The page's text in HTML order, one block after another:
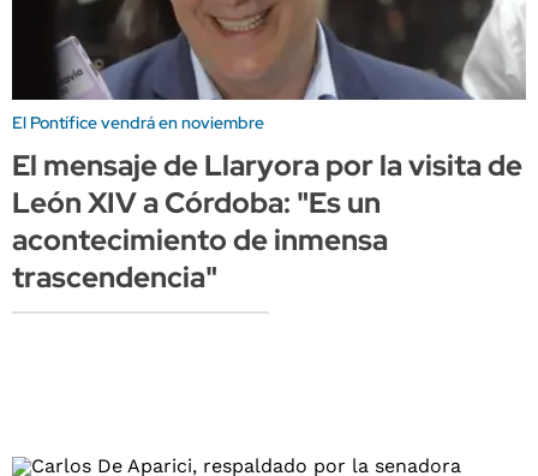
El Pontífice vendrá en noviembre
El mensaje de Llaryora por la visita de
León XIV a Córdoba: "Es un
acontecimiento de inmensa
trascendencia"